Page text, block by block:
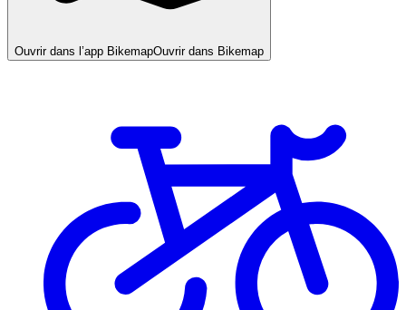
Ouvrir dans l’app BikemapOuvrir dans Bikemap